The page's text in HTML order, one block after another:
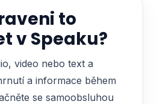
to
v Speaku?
video nebo text a
a informace během
se samoobsluhou